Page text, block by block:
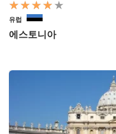
유럽
에스토니아